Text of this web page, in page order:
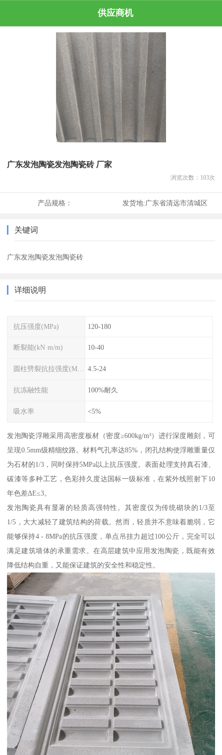
供应商机
广东发泡陶瓷发泡陶瓷砖 厂家
浏览次数： 103次
产品规格： 发货地:广东省清远市清城区
关键词
广东发泡陶瓷发泡陶瓷砖
详细说明
抗压强度(MPa) 120-180
断裂能(kN·m/m) 10-40
圆柱劈裂抗拉强度(MPa) 4.5-24
抗冻融性能 100%耐久
吸水率 <5%
发泡陶瓷浮雕采用高密度板材（密度≥600kg/m³）进行深度雕刻，可
呈现0.5mm级精细纹路。材料气孔率达85%，闭孔结构使浮雕重量仅
为石材的1/3，同时保持5MPa以上抗压强度。表面处理支持真石漆、
碳漆等多种工艺，色彩持久度达国标一级标准，在紫外线照射下10
年色差ΔE≤3。
发泡陶瓷具有显著的轻质高强特性。其密度仅为传统砌块的1/3至
1/5，大大减轻了建筑结构的荷载。然而，轻质并不意味着脆弱，它
能够保持4 - 8MPa的抗压强度，单点吊挂力超过100公斤，完全可以
满足建筑墙体的承重需求。在高层建筑中应用发泡陶瓷，既能有效
降低结构自重，又能保证建筑的安全性和稳定性。